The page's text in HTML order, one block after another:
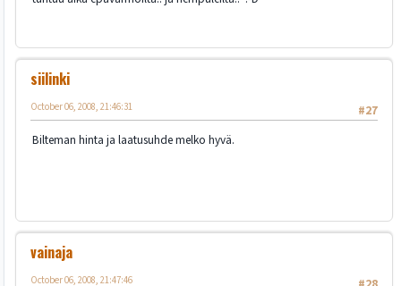
siilinki
#27
October 06, 2008, 21:46:31
Bilteman hinta ja laatusuhde melko hyvä.
vainaja
October 06, 2008, 21:47:46